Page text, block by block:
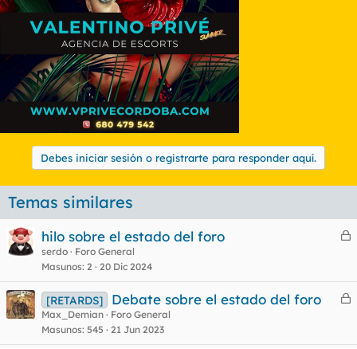
Debes iniciar sesión o registrarte para responder aquí.
Temas similares
C
r
a
hilo sobre el estado del foro
serdo
Foro General
Masunos 2 20 Dic 2024
C
[RETARDS] Debate sobre el estado del foro
Max_Demian
Foro General
Masunos 545 21 Jun 2023